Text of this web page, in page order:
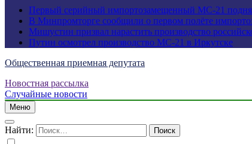
Первый серийный импортозамещенный МС-21
В Минпромторге сообщили о первом полёте
Мишустин призвал нарастить производство
Путин осмотрел производство МС-21 в Иркутске
Общественная приемная депутата
Новостная рассылка
Случайные новости
Меню
Найти: